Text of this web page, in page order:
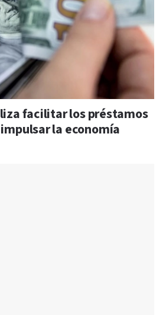
facilitar los préstamos
la economía